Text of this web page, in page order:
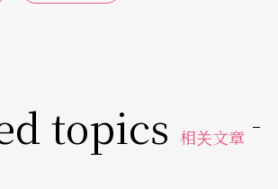
topics 相关文章